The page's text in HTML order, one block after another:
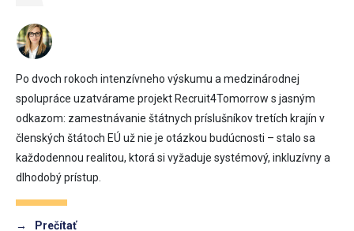
Po dvoch rokoch intenzívneho výskumu a medzinárodnej
spolupráce uzatvárame projekt Recruit4Tomorrow s jasným
odkazom: zamestnávanie štátnych príslušníkov tretích krajín v
členských štátoch EÚ už nie je otázkou budúcnosti – stalo sa
každodennou realitou, ktorá si vyžaduje systémový, inkluzívny a
dlhodobý prístup.
→ Prečítať